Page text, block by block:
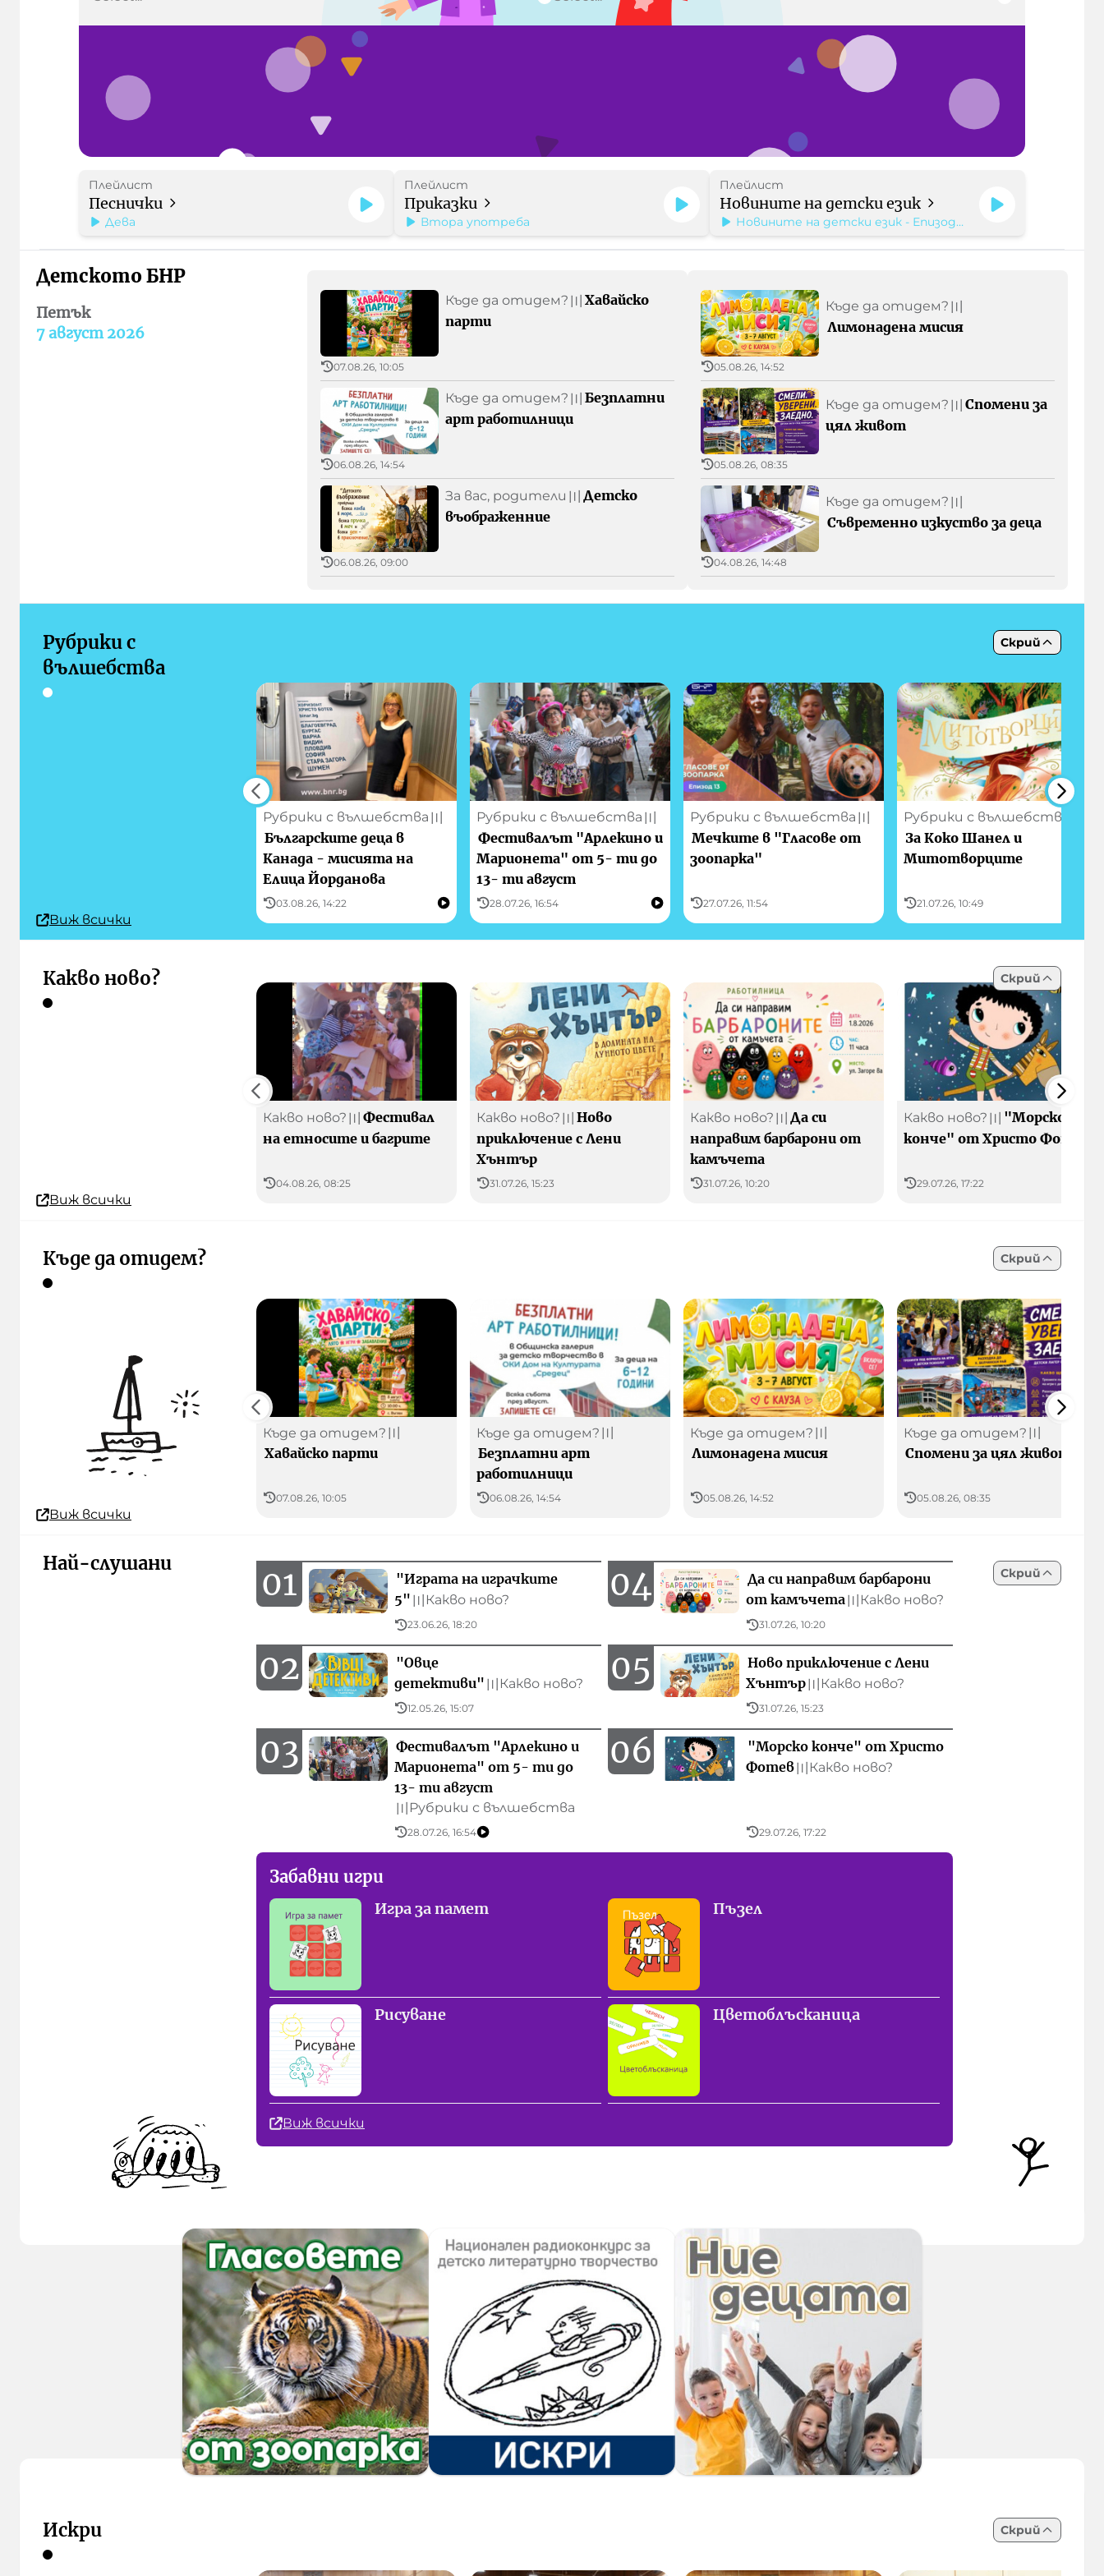
Плейлист
Песнички
Дева
Плейлист
Приказки
Втора употреба
Плейлист
Новините на детски език
Новините на детски език - Епизод
205
Детското БНР
Петък
7 август 2026
Къде да отидем? 〣 Хавайско
парти
07.08.26, 10:05
Къде да отидем? 〣 Безплатни
арт работилници
06.08.26, 14:54
За вас, родители 〣 Детско
въображенние
06.08.26, 09:00
Къде да отидем? 〣
Лимонадена мисия
05.08.26, 14:52
Къде да отидем? 〣 Спомени за
цял живот
05.08.26, 08:35
Къде да отидем? 〣
Съвременно изкуство за деца
04.08.26, 14:48
Скрий
Рубрики с
вълшебства
Рубрики с вълшебства 〣
Българските деца в
Канада - мисията на
Елица Йорданова
03.08.26, 14:22
Рубрики с вълшебства 〣
Фестивалът "Арлекино и
Марионета" от 5- ти до
13- ти август
28.07.26, 16:54
Рубрики с вълшебства 〣
Мечките в "Гласове от
зоопарка"
27.07.26, 11:54
Рубрики с вълшебства
За Коко Шанел и
Митотворците
21.07.26, 10:49
Виж всички
Скрий
Какво ново?
Какво ново? 〣 Фестивал
на етносите и багрите
04.08.26, 08:25
Какво ново? 〣 Ново
приключение с Лени
Хънтър
31.07.26, 15:23
Какво ново? 〣 Да си
направим барбарони от
камъчета
31.07.26, 10:20
Какво ново? 〣 "Морско
конче" от Христо Фотев
29.07.26, 17:22
Виж всички
Скрий
Къде да отидем?
Къде да отидем? 〣
Хавайско парти
07.08.26, 10:05
Къде да отидем? 〣
Безплатни арт
работилници
06.08.26, 14:54
Къде да отидем? 〣
Лимонадена мисия
05.08.26, 14:52
Къде да отидем? 〣
Спомени за цял живот
05.08.26, 08:35
Виж всички
Скрий
Най-слушани 01
"Играта на играчките
5" 〣 Какво ново?
23.06.26, 18:20
04
Да си направим барбарони
от камъчета〣 Какво ново?
31.07.26, 10:20
02
"Овце
детективи" 〣 Какво ново?
12.05.26, 15:07
05
Ново приключение с Лени
Хънтър〣 Какво ново?
31.07.26, 15:23
03
Фестивалът "Арлекино и
Марионета" от 5- ти до
13- ти август
〣 Рубрики с вълшебства
28.07.26, 16:54
06
"Морско конче" от Христо
Фотев〣 Какво ново?
29.07.26, 17:22
Забавни игри
Игра за памет Пъзел
Рисуване Цветоблъсканица
Виж всички
Скрий
Искри